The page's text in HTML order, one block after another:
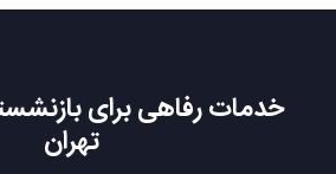
خدمات رفاهی برای
تهران